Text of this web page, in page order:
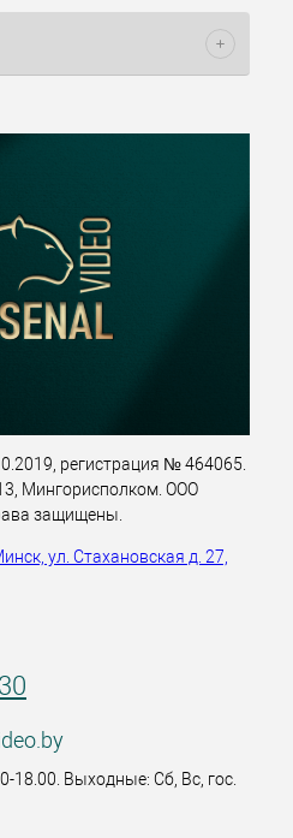
регистрация № 464065.
Мингорисполком. ООО
защищены.
ул. Стахановская д. 27,
18.00. Выходные: Сб, Вс, гос.